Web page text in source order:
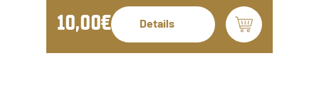
10,00€ Details